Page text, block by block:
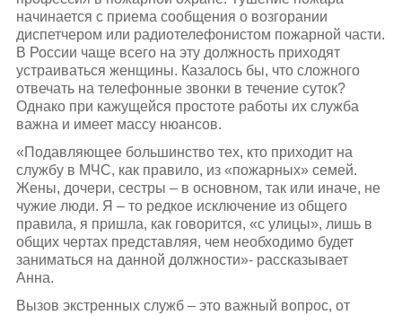
начинается с приема сообщения о возгорании
диспетчером или радиотелефонистом пожарной части.
В России чаще всего на эту должность приходят
устраиваться женщины. Казалось бы, что сложного
отвечать на телефонные звонки в течение суток?
Однако при кажущейся простоте работы их служба
важна и имеет массу нюансов.
«Подавляющее большинство тех, кто приходит на
службу в МЧС, как правило, из «пожарных» семей.
Жены, дочери, сестры – в основном, так или иначе, не
чужие люди. Я – то редкое исключение из общего
правила, я пришла, как говорится, «с улицы», лишь в
общих чертах представляя, чем необходимо будет
заниматься на данной должности»- рассказывает
Анна.
Вызов экстренных служб – это важный вопрос, от